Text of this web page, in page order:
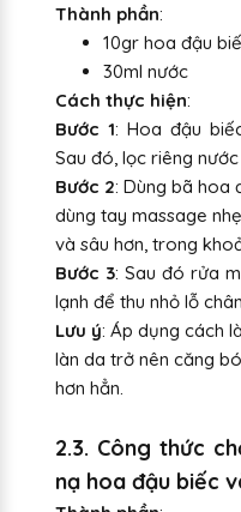
Thành phần:
10gr hoa đậu
30ml nước
Cách thực hiện:
Bước 1: Hoa đậu
Sau đó, lọc riêng
Bước 2: Dùng bã hoa
dùng tay massage
và sâu hơn, trong
Bước 3: Sau đó rửa
lạnh để thu nhỏ lỗ
Lưu ý: Áp dụng cách
làn da trở nên căng
hơn hẳn.
2.3. Công thức
nạ hoa đậu biếc